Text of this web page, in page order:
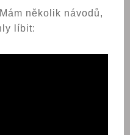
několik návodů,
líbit: